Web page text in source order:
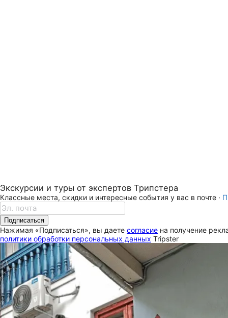
Экскурсии и туры от экспертов Трипстера
Классные места, скидки и интересные события у вас в почте ·
Подписаться
Нажимая «Подписаться», вы даете согласие на получение
политики обработки персональных данных Tripster